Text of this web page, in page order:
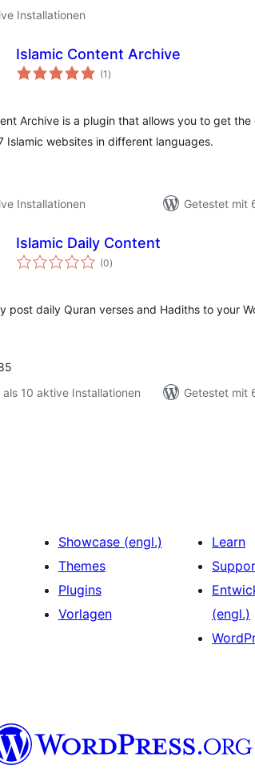
Installationen
Islamic Content Archive
(1 Bewertungen
insgesamt
)
Archive is a plugin that allows you to get
Islamic websites in different languages.
Installationen
Getestet mit
Islamic Daily Content
(0Bewertungen
insgesamt
)
post daily Quran verses and Hadiths to your
10 aktive Installationen
Getestet mit
Showcase (engl.)
Themes
Plugins
Vorlagen
Learn
(engl.)